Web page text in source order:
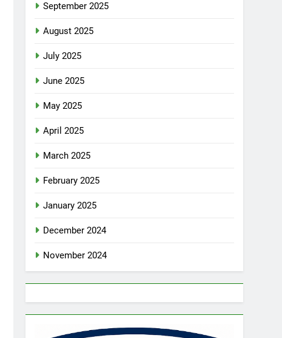
September 2025
August 2025
July 2025
June 2025
May 2025
April 2025
March 2025
February 2025
January 2025
December 2024
November 2024